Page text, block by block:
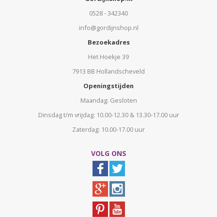
0528 - 342340
info@gordijnshop.nl
Bezoekadres
Het Hoekje 39
7913 BB Hollandscheveld
Openingstijden
Maandag: Gesloten
Dinsdag t/m vrijdag: 10.00-12.30 & 13.30-17.00 uur
Zaterdag: 10.00-17.00 uur
VOLG ONS